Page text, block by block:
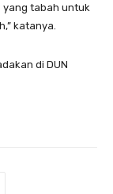
yang tabah untuk
katanya.
di DUN